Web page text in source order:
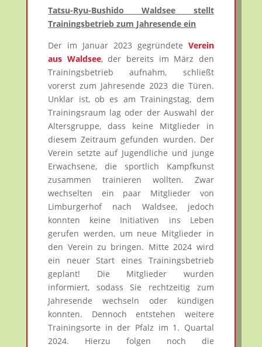
Tatsu-Ryu-Bushido Waldsee stellt
Trainingsbetrieb zum Jahresende ein
Der im Januar 2023 gegründete Verein
aus Waldsee, der bereits im März den
Trainingsbetrieb aufnahm, schließt
vorerst zum Jahresende 2023 die Türen.
Unklar ist, ob es am Trainingstag, dem
Trainingsraum lag oder der Auswahl der
Altersgruppe, dass keine Mitglieder in
diesem Zeitraum gefunden wurden. Der
Verein setzte auf Jugendliche und junge
Erwachsene, die sportlich Kampfkunst
zusammen trainieren wollten. Zwar
wechselten ein paar Mitglieder von
Limburgerhof nach Waldsee, jedoch
konnten keine Initiativen ins Leben
gerufen werden, um neue Mitglieder in
den Verein zu bringen. Mitte 2024 wird
ein neuer Start eines Trainingsbetrieb
geplant! Die Mitglieder wurden
informiert, sodass Sie rechtzeitig zum
Jahresende wechseln oder kündigen
konnten. Dennoch entstehen weitere
Trainingsorte in der Pfalz im 1. Quartal
2024. Hierzu folgen noch die